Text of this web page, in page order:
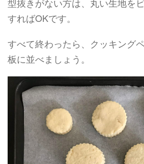
型抜きがない方は、丸い生地を
すればOKです。
すべて終わったら、クッキング
板に並べましょう。